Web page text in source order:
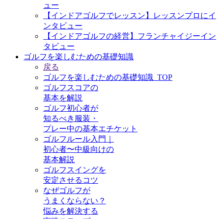
ュー
【インドアゴルフでレッスン】レッスンプロにイ
ンタビュー
【インドアゴルフの経営】フランチャイジーイン
タビュー
ゴルフを楽しむための基礎知識
戻る
ゴルフを楽しむための基礎知識_TOP
ゴルフスコアの
基本を解説
ゴルフ初心者が
知るべき服装・
プレー中の基本エチケット
ゴルフルール入門｜
初心者〜中級向けの
基本解説
ゴルフスイングを
安定させるコツ
なぜゴルフが
うまくならない？
悩みを解決する